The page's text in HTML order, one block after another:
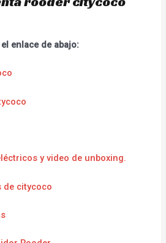
enlace de abajo:
y video de unboxing.
de citycoco